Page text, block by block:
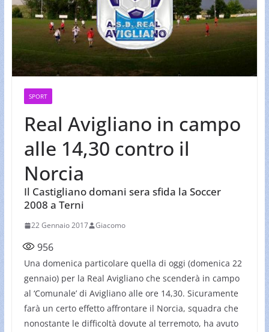
SPORT
Real Avigliano in campo
alle 14,30 contro il
Norcia
Il Castigliano domani sera sfida la Soccer
2008 a Terni
22 Gennaio 2017 Giacomo
956
Una domenica particolare quella di oggi (domenica 22
gennaio) per la Real Avigliano che scenderà in campo
al ‘Comunale’ di Avigliano alle ore 14,30. Sicuramente
farà un certo effetto affrontare il Norcia, squadra che
nonostante le difficoltà dovute al terremoto, ha avuto